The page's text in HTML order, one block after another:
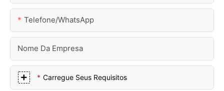
Telefone/WhatsApp
Nome Da Empresa
Carregue Seus Requisitos